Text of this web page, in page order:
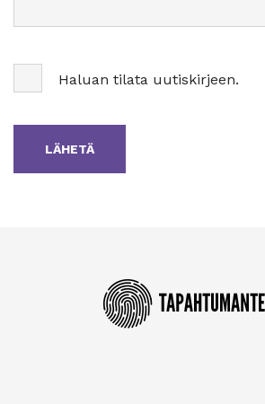
Haluan tilata uutiskirjeen.